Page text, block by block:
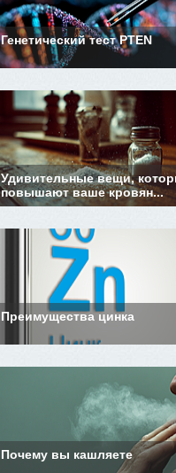
Генетический тест PTEN
Удивительные вещи,
повышают ваше кровян...
Преимущества цинка
Почему вы кашляете